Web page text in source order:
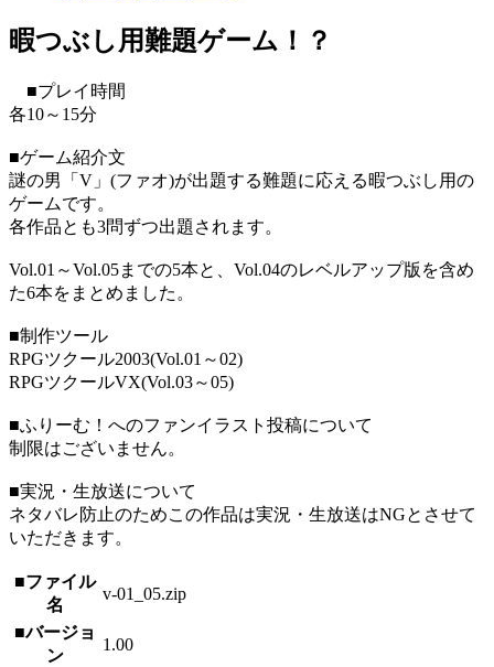
暇つぶし用難題ゲーム！？
■プレイ時間
各10～15分
■ゲーム紹介文
謎の男「V」(ファオ)が出題する難題に応える暇つぶし用の
ゲームです。
各作品とも3問ずつ出題されます。
Vol.01～Vol.05までの5本と、Vol.04のレベルアップ版を含め
た6本をまとめました。
■制作ツール
RPGツクール2003(Vol.01～02)
RPGツクールVX(Vol.03～05)
■ふりーむ！へのファンイラスト投稿について
制限はございません。
■実況・生放送について
ネタバレ防止のためこの作品は実況・生放送はNGとさせて
いただきます。
■ファイル
名
v-01_05.zip
■バージョ
ン
1.00